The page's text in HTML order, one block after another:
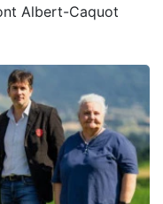
Albert-Caquot